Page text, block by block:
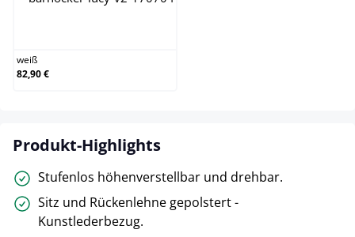
weiß
82,90 €
Produkt-Highlights
Stufenlos höhenverstellbar und drehbar.
Sitz und Rückenlehne gepolstert -
Kunstlederbezug.